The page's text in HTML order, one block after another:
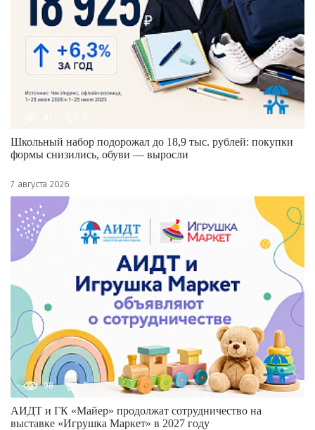
Школьный набор подорожал до 18,9 тыс. рублей: покупки
формы снизились, обуви — выросли
7 августа 2026
98 0
АИДТ и ГК «Майер» продолжат сотрудничество на
выставке «Игрушка Маркет» в 2027 году